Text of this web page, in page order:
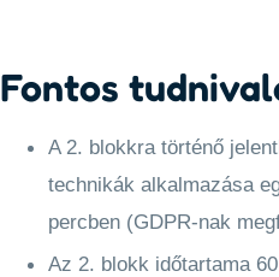
Fontos
A 2. blokkra történő
technikák alkalmazása
percben (GDPR-nak
Az 2. blokk időtartama